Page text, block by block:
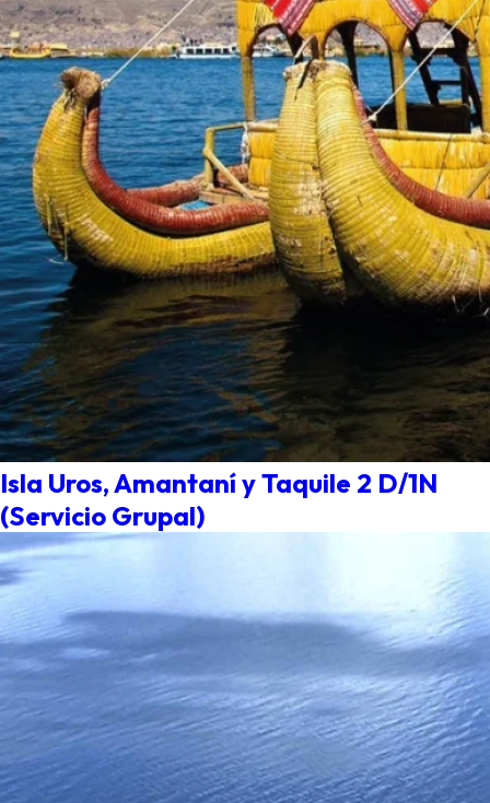
Isla Uros, Amantaní y Taquile 2 D/1N
(Servicio Grupal)